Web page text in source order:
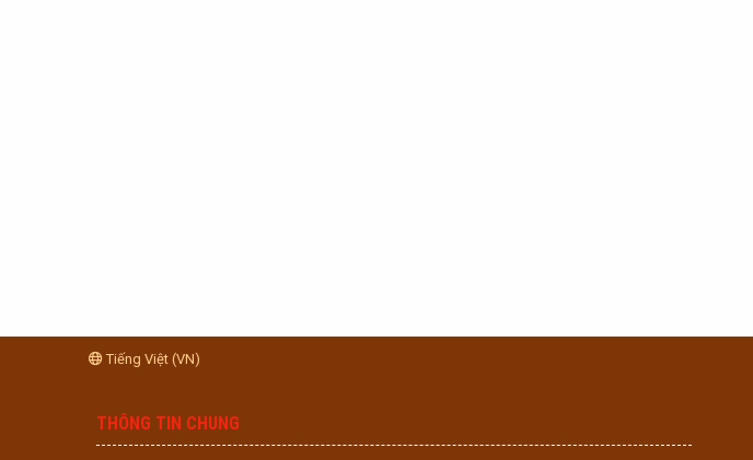
Tiếng Việt (VN)
THÔNG TIN CHUNG